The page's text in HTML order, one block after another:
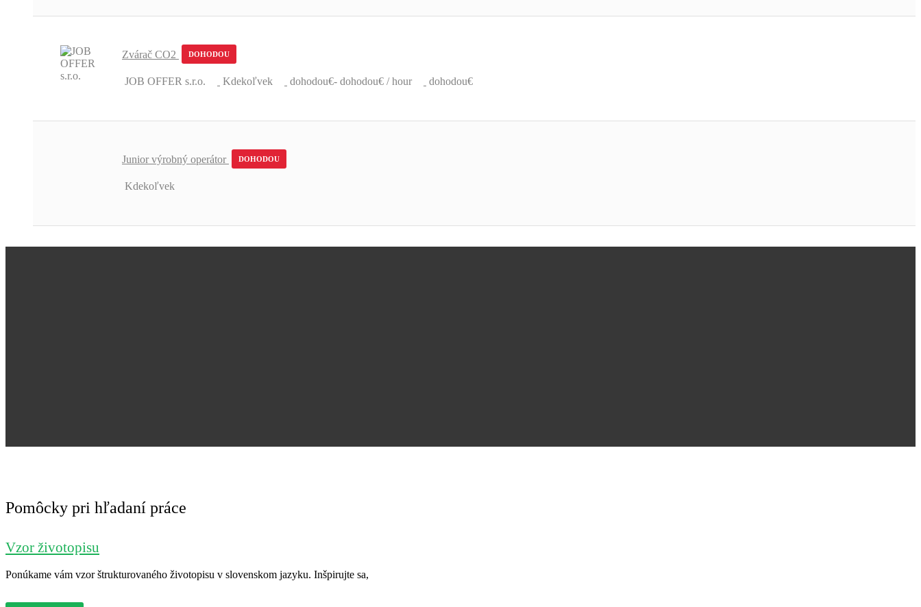
Zvárač CO2 DOHODOU
JOB OFFER s.r.o. Kdekoľvek dohodou€- dohodou€ / hour dohodou€
Junior výrobný operátor DOHODOU
Kdekoľvek
Pomôcky pri hľadaní práce
Vzor životopisu
Ponúkame vám vzor štrukturovaného životopisu v slovenskom jazyku. Inšpirujte sa,